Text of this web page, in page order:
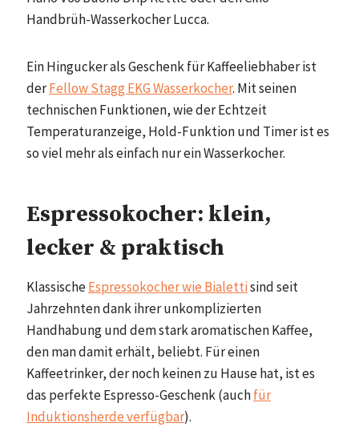
Handbrüh-Wasserkocher Lucca.
Ein Hingucker als Geschenk für Kaffeeliebhaber ist
derFellow Stagg EKG Wasserkocher. Mit seinen
technischen Funktionen, wie der Echtzeit
Temperaturanzeige, Hold-Funktion und Timer ist es
so viel mehr als einfach nur ein Wasserkocher.
Espressokocher: klein,
lecker & praktisch
KlassischeEspressokocher wie Bialettisind seit
Jahrzehnten dank ihrer unkomplizierten
Handhabung und dem stark aromatischen Kaffee,
den man damit erhält, beliebt. Für einen
Kaffeetrinker, der noch keinen zu Hause hat, ist es
das perfekte Espresso-Geschenk (auchfür
Induktionsherde verfügbar).